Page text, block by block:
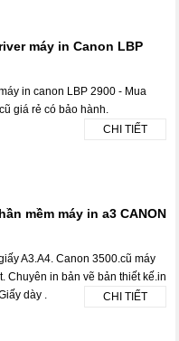
máy in Canon LBP
in canon LBP 2900 - Mua
giá rẻ có bảo hành.
CHI TIẾT
mềm máy in a3 CANON
A3.A4. Canon 3500.cũ máy
Chuyên in bản vẽ bản thiết kế.in
dày .
CHI TIẾT